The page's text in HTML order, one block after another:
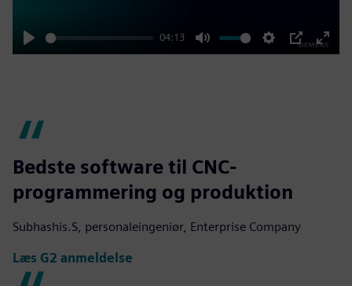
Play
04:13
Mute Settings
PIP
Enter
Bedste software til CNC-
programmering og produktion
Subhashis.S, personaleingeniør, Enterprise Company
Læs G2 anmeldelse